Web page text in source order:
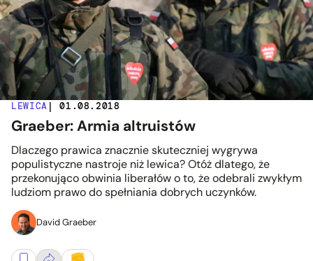
LEWICA | 01.08.2018
Graeber: Armia altruistów
Dlaczego prawica znacznie skuteczniej wygrywa
populistyczne nastroje niż lewica? Otóż dlatego, że
przekonująco obwinia liberałów o to, że odebrali zwykłym
ludziom prawo do spełniania dobrych uczynków.
David Graeber